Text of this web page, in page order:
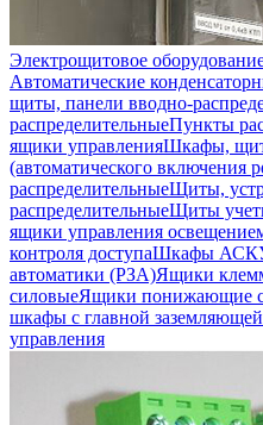
Электрощитовое
Автоматические
щиты, панели вводно-
распределительныеПункты
ящики управленияШкафы,
(автоматического включения
распределительныеЩиты,
распределительныеЩиты
ящики управления
контроля доступаШкафы
автоматики (РЗА)Ящики
силовыеЯщики понижающие с
шкафы с главной
управления